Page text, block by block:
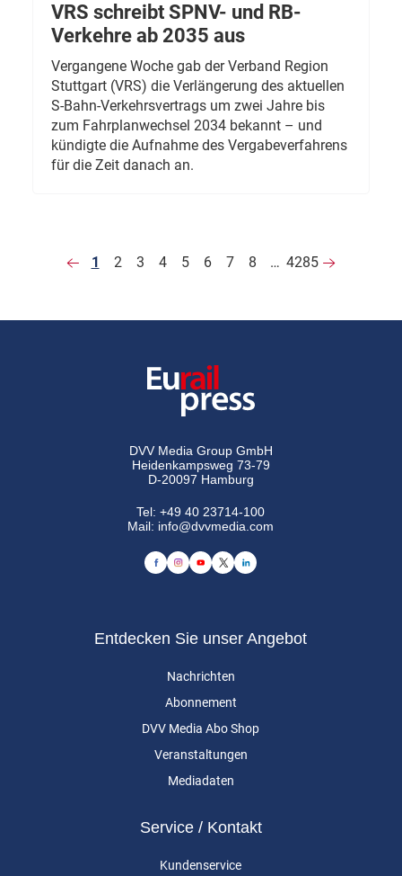
VRS schreibt SPNV- und RB-
Verkehre ab 2035 aus
Vergangene Woche gab der Verband Region
Stuttgart (VRS) die Verlängerung des aktuellen
S-Bahn-Verkehrsvertrags um zwei Jahre bis
zum Fahrplanwechsel 2034 bekannt – und
kündigte die Aufnahme des Vergabeverfahrens
für die Zeit danach an.
1 2 3 4 5 6 7 8 … 4285
DVV Media Group GmbH
Heidenkampsweg 73-79
D-20097 Hamburg
Tel:+49 40 23714-100
Mail: info@dvvmedia.com
Entdecken Sie unser Angebot
Nachrichten
Abonnement
DVV Media Abo Shop
Veranstaltungen
Mediadaten
Service / Kontakt
Kundenservice